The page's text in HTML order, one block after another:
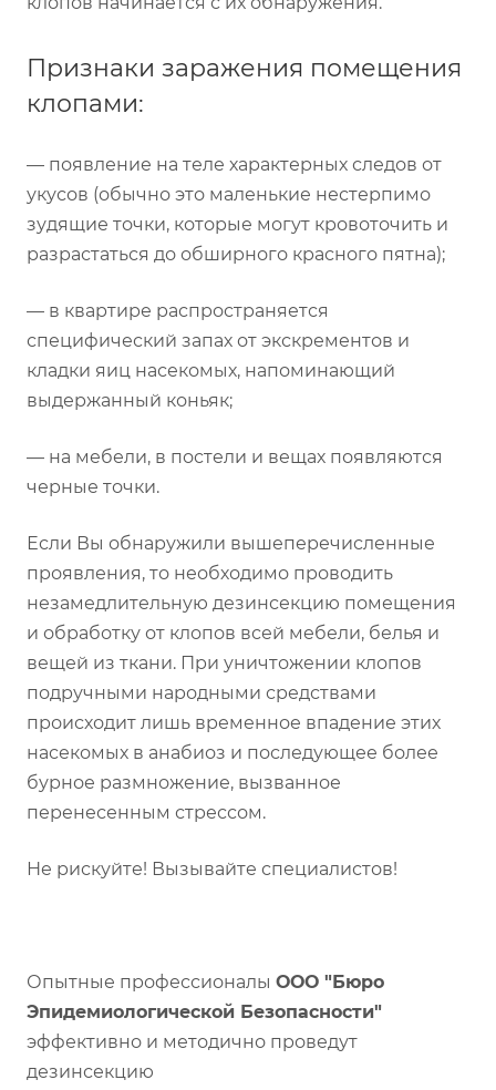
Признаки заражения помещения
клопами:
— появление на теле характерных следов от
укусов (обычно это маленькие нестерпимо
зудящие точки, которые могут кровоточить и
разрастаться до обширного красного пятна);
— в квартире распространяется
специфический запах от экскрементов и
кладки яиц насекомых, напоминающий
выдержанный коньяк;
— на мебели, в постели и вещах появляются
черные точки.
Если Вы обнаружили вышеперечисленные
проявления, то необходимо проводить
незамедлительную дезинсекцию помещения
и обработку от клопов всей мебели, белья и
вещей из ткани. При уничтожении клопов
подручными народными средствами
происходит лишь временное впадение этих
насекомых в анабиоз и последующее более
бурное размножение, вызванное
перенесенным стрессом.
Не рискуйте! Вызывайте специалистов!
Опытные профессионалы ООО "Бюро
Эпидемиологической Безопасности"
эффективно и методично проведут
дезинсекцию